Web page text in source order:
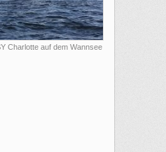
Charlotte auf dem Wannsee